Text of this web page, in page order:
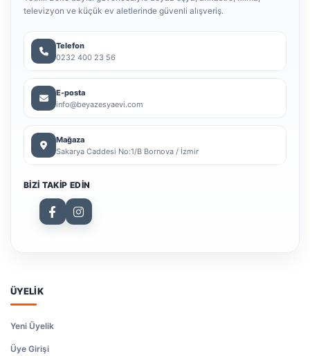
televizyon ve küçük ev aletlerinde güvenli alışveriş.
Telefon
0232 400 23 56
E-posta
info@beyazesyaevi.com
Mağaza
Sakarya Caddesi No:1/B Bornova / İzmir
BIZI TAKIP EDIN
ÜYELİK
Yeni Üyelik
Üye Girişi